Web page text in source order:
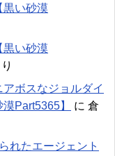
黒い砂漠
黒い砂漠
ボスなジョルダイ
Part5365】
に 倉
れたエージェント